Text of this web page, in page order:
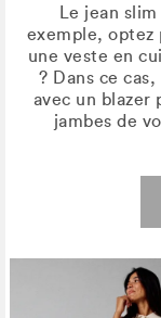
Le jean
exemple, optez
une veste en
? Dans ce
avec un blazer
jambes de